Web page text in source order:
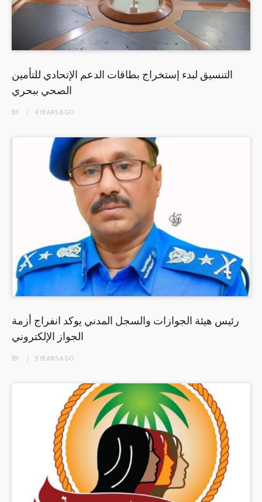
التنسيق لبدء إستخراج بطاقات الدعم الإتحادي للتأمين
الصحي ببحري
BY 4 YEARSAGO
رئيس هيئة الجوازات والسجل المدني يوكد انفراج أزمة
الجواز الإلكتروني
BY 5 YEARSAGO